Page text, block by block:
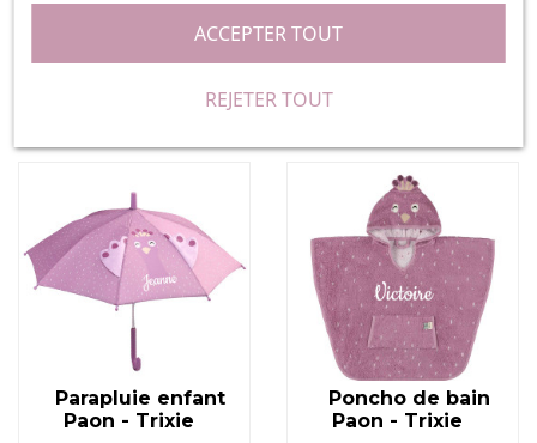
REJETER TOUT
ACCEPTER TOUT
avec poche photo -
BB & Co
Parapluie enfant
Paon - Trixie
Poncho de bain
Paon - Trixie